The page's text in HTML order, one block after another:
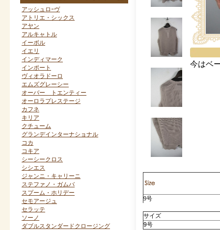
アッシュロｰヴ
アトリエ・シックス
アヤン
アルキャトル
イーボル
イエリ
インディマーク
インポート
ヴィオラドーロ
エムズグレーシー
オーバー トエンティー
オーロラプレステージ
カフネ
キリア
クチューム
グランデインターナショナル
コカ
コキア
シーシークロス
シシエス
ジャンニ・キャリーニ
ステファノ・ガムバ
スプーム・ホリデー
セモアージュ
セラッテ
ソーノ
ダブルスタンダードクロージング
今はベ
9号
サイズ
9号